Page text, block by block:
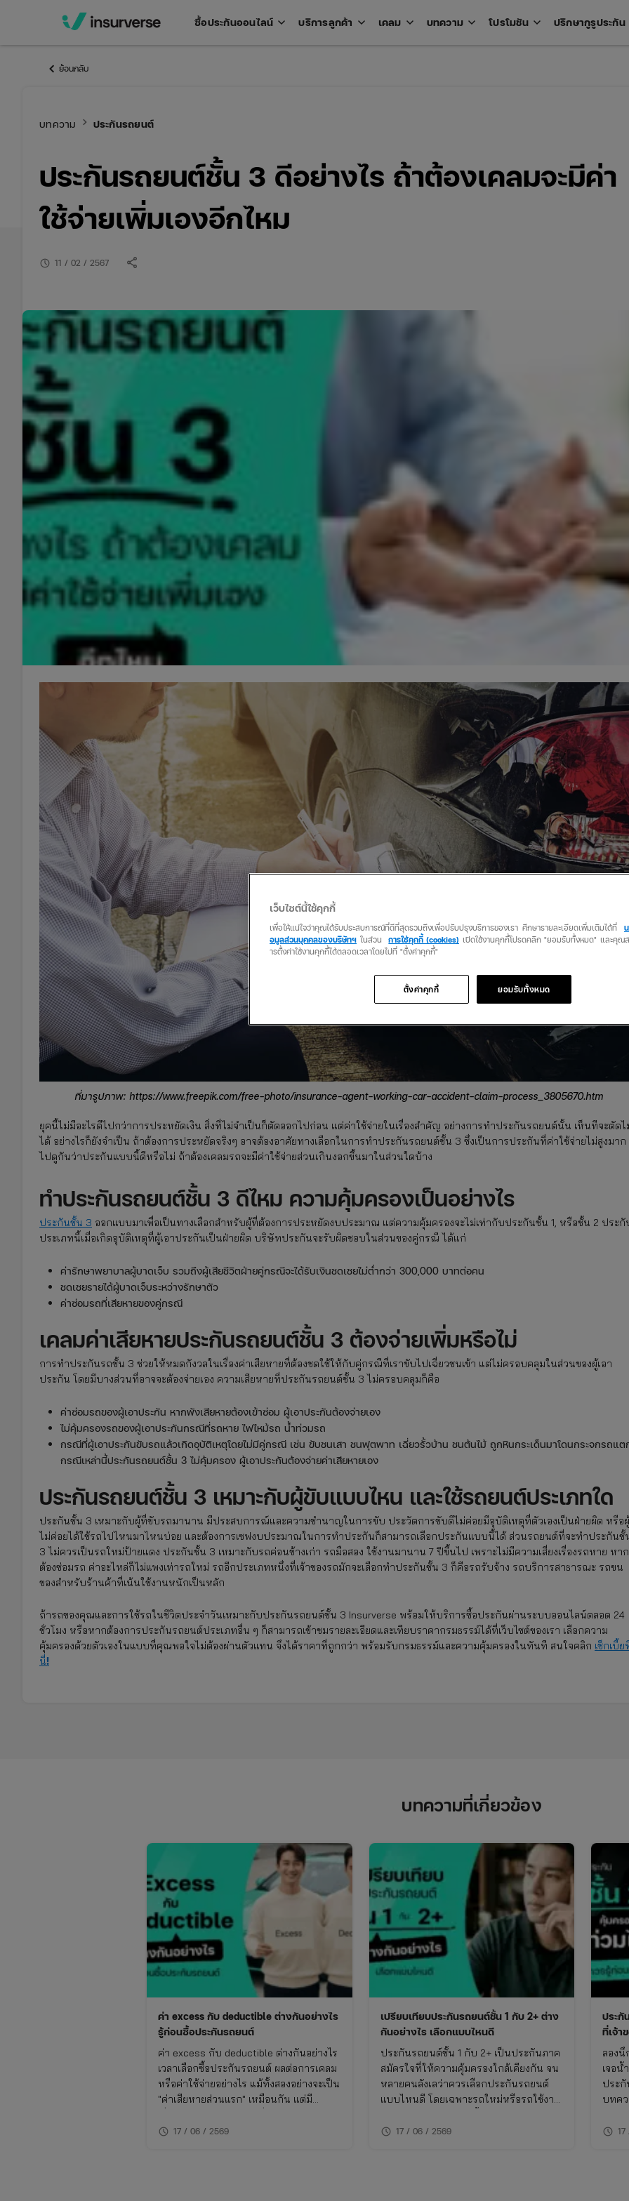
ซื้อประกันออนไลน์ keyboard_arrow_down Open
บริการลูกค้า keyboard_arrow_down Open
เคลม keyboard_arrow_down Open
บทความ keyboard_arrow_down Open
โปรโมชัน keyboard_arrow_down Open
ปรึกษากูรูประกัน
keyboard_arrow_left ย้อนกลับ
บทความ keyboard_arrow_right ประกันรถยนต์
ประกันรถยนต์ชั้น 3 ดีอย่างไร ถ้าต้องเคลมจะมีค่า
ใช้จ่ายเพิ่มเองอีกไหม
schedule 11 / 02 / 2567 share
ที่มารูปภาพ: https://www.freepik.com/free-photo/insurance-agent-working-car-accident-claim-process_3805670.htm
ยุคนี้ไม่มีอะไรดีไปกว่าการประหยัดเงิน สิ่งที่ไม่จำเป็นก็ตัดออกไปก่อน แต่ค่าใช้จ่ายในเรื่องสำคัญ อย่างการทำประกันรถยนต์นั้น เห็นทีจะตัดไ
ได้ อย่างไรก็ยังจำเป็น ถ้าต้องการประหยัดจริงๆ อาจต้องอาศัยทางเลือกในการทำประกันรถยนต์ชั้น 3 ซึ่งเป็นการประกันที่ค่าใช้จ่ายไม่สูงมาก
ไปดูกันว่าประกันแบบนี้ดีหรือไม่ ถ้าต้องเคลมรถจะมีค่าใช้จ่ายส่วนเกินงอกขึ้นมาในส่วนใดบ้าง
ทำประกันรถยนต์ชั้น 3 ดีไหม ความคุ้มครองเป็นอย่างไร
ประกันชั้น 3 ออกแบบมาเพื่อเป็นทางเลือกสำหรับผู้ที่ต้องการประหยัดงบประมาณ แต่ความคุ้มครองจะไม่เท่ากับประกันชั้น 1, หรือชั้น 2 ประกั
ประเภทนี้เมื่อเกิดอุบัติเหตุที่ผู้เอาประกันเป็นฝ่ายผิด บริษัทประกันจะรับผิดชอบในส่วนของคู่กรณี ได้แก่
ค่ารักษาพยาบาลผู้บาดเจ็บ รวมถึงผู้เสียชีวิตฝ่ายคู่กรณีจะได้รับเงินชดเชยไม่ต่ำกว่า 300,000 บาทต่อคน
ชดเชยรายได้ผู้บาดเจ็บระหว่างรักษาตัว
ค่าซ่อมรถที่เสียหายของคู่กรณี
เคลมค่าเสียหายประกันรถยนต์ชั้น 3 ต้องจ่ายเพิ่มหรือไม่
การทำประกันรถชั้น 3 ช่วยให้หมดกังวลในเรื่องค่าเสียหายที่ต้องชดใช้ให้กับคู่กรณีที่เราขับไปเฉี่ยวชนเข้า แต่ไม่ครอบคลุมในส่วนของผู้เอา
ประกัน โดยมีบางส่วนที่อาจจะต้องจ่ายเอง ความเสียหายที่ประกันรถยนต์ชั้น 3 ไม่ครอบคลุมก็คือ
ค่าซ่อมรถของผู้เอาประกัน หากพังเสียหายต้องเข้าซ่อม ผู้เอาประกันต้องจ่ายเอง
ไม่คุ้มครองรถของผู้เอาประกันกรณีที่รถหาย ไฟไหม้รถ น้ำท่วมรถ
กรณีที่ผู้เอาประกันขับรถแล้วเกิดอุบัติเหตุโดยไม่มีคู่กรณี เช่น ขับชนเสา ชนฟุตพาท เฉี่ยวรั้วบ้าน ชนต้นไม้ ถูกหินกระเด็นมาโดนกระจกรถแต
กรณีเหล่านี้ประกันรถยนต์ชั้น 3 ไม่คุ้มครอง ผู้เอาประกันต้องจ่ายค่าเสียหายเอง
ประกันรถยนต์ชั้น 3 เหมาะกับผู้ขับแบบไหน และใช้รถยนต์ประเภทใด
ประกันชั้น 3 เหมาะกับผู้ที่ขับรถมานาน มีประสบการณ์และความชำนาญในการขับ ประวัตการขับดีไม่ค่อยมีอุบัติเหตุที่ตัวเองเป็นฝ่ายผิด หรือ
ไม่ค่อยได้ใช้รถไปไหนมาไหนบ่อย และต้องการเซฟงบประมาณในการทำประกันก็สามารถเลือกประกันแบบนี้ได้ ส่วนรถยนต์ที่จะทำประกันชั้
3 ไม่ควรเป็นรถใหม่ป้ายแดง ประกันชั้น 3 เหมาะกับรถค่อนข้างเก่า รถมือสอง ใช้งานมานาน 7 ปีขึ้นไป เพราะไม่มีความเสี่ยงเรื่องรถหาย หาก
ต้องซ่อมรถ ค่าอะไหล่ก็ไม่แพงเท่ารถใหม่ รถอีกประเภทหนึ่งที่เจ้าของรถมักจะเลือกทำประกันชั้น 3 ก็คือรถรับจ้าง รถบริการสาธารณะ รถขน
ของสำหรับร้านค้าที่เน้นใช้งานหนักเป็นหลัก
ถ้ารถของคุณและการใช้รถในชีวิตประจำวันเหมาะกับประกันรถยนต์ชั้น 3 Insurverse พร้อมให้บริการซื้อประกันผ่านระบบออนไลน์ตลอด 24
ชั่วโมง หรือหากต้องการประกันรถยนต์ประเภทอื่น ๆ ก็สามารถเข้าชมรายละเอียดและเทียบราคากรมธรรม์ได้ที่เว็บไซต์ของเรา เลือกความ
คุ้มครองด้วยตัวเองในแบบที่คุณพอใจไม่ต้องผ่านตัวแทน จึงได้ราคาที่ถูกกว่า พร้อมรับกรมธรรม์และความคุ้มครองในทันที สนใจคลิก เช็กเบี้ย
นี่!
บทความที่เกี่ยวข้อง
ค่า excess กับ deductible ต่างกันอย่างไร
รู้ก่อนซื้อประกันรถยนต์
ค่า excess กับ deductible ต่างกันอย่างไร
เวลาเลือกซื้อประกันรถยนต์ ผลต่อการเคลม
หรือค่าใช้จ่ายอย่างไร แม้ทั้งสองอย่างจะเป็น
"ค่าเสียหายส่วนแรก" เหมือนกัน แต่มี
ทำความเข้าใจเรื่องนี้จะช่วยให้ซื้อประกัน
schedule 17 / 06 / 2569
เปรียบเทียบประกันรถยนต์ชั้น 1 กับ 2+ ต่าง
กันอย่างไร เลือกแบบไหนดี
ประกันรถยนต์ชั้น 1 กับ 2+ เป็นประกันภาค
สมัครใจที่ให้ความคุ้มครองใกล้เคียงกัน จน
หลายคนลังเลว่าควรเลือกประกันรถยนต์
แบบไหนดี โดยเฉพาะรถใหม่หรือรถใช้งาน
ความแตกต่างของประกันชั้น 1 กับ 2+ แบบ
schedule 17 / 06 / 2569
ประกั
ที่เจ้า
ลอง
เจอน้
ประกั
บทคว
รถน้ํา
schedule
เว็บไซต์นี้ใช้คุกกี้
เพื่อให้แน่ใจว่าคุณได้รับประสบการณ์ที่ดีที่สุดรวมถึงเพื่อปรับปรุงบริการของเรา ศึกษารายละเอียดเพิ่มเติมได้ที่
อมูลส่วนบุคคลของบริษัทฯ ในส่วน การใช้คุกกี้ (cookies) เปิดใช้งานคุกกี้โปรดคลิก "ยอมรับทั้งหมด" และคุณ
ารตั้งค่าใช้งานคุกกี้ได้ตลอดเวลาโดยไปที่ "ตั้งค่าคุกกี้"
ยอมรับทั้งหมด
ตั้งค่าคุกกี้